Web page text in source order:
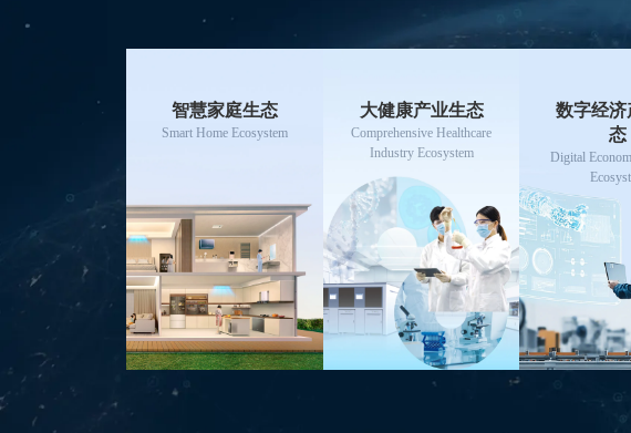
智慧家庭生态
Smart Home Ecosystem
大健康产业生态
Comprehensive Healthcare
Industry Ecosystem
数字经济
态
Digital